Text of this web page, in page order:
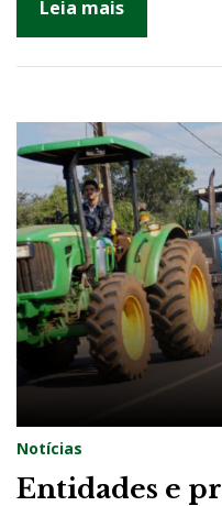
Leia mais
Notícias
Entidades e